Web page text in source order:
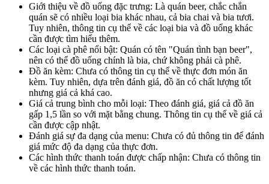
Giới thiệu về đồ uống đặc trưng: Là quán beer, chắc chắn
quán sẽ có nhiều loại bia khác nhau, cả bia chai và bia tươi.
Tuy nhiên, thông tin cụ thể về các loại bia và đồ uống khác
cần được tìm hiểu thêm.
Các loại cà phê nổi bật: Quán có tên "Quán tình bạn beer",
nên có thể đồ uống chính là bia, chứ không phải cà phê.
Đồ ăn kèm: Chưa có thông tin cụ thể về thực đơn món ăn
kèm. Tuy nhiên, dựa trên đánh giá, đồ ăn có chất lượng tốt
nhưng giá cả khá cao.
Giá cả trung bình cho mỗi loại: Theo đánh giá, giá cả đồ ăn
gấp 1,5 lần so với mặt bằng chung. Thông tin cụ thể về giá cả
cần được cập nhật.
Đánh giá sự đa dạng của menu: Chưa có đủ thông tin để đánh
giá mức độ đa dạng của thực đơn.
Các hình thức thanh toán được chấp nhận: Chưa có thông tin
về các hình thức thanh toán.